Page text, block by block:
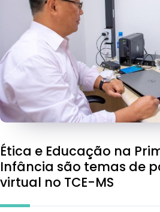
Ética e Educação na
Infância são temas de
virtual no TCE-MS